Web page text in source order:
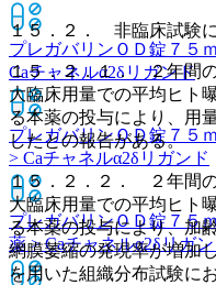
プレガバリンＯＤ錠７５
Caチャネルα2δリガンド
プレガバリンＯＤ錠７５
> Caチャネルα2δリガンド
プレガバリンＯＤ錠７５
薬 > Caチャネルα2δリガン
１５．２． 非臨床試験
１５．２．１． ２年間
大臨床用量での平均ヒト
る本薬の投与により、用
したとの報告がある。
１５．２．２． ２年間
大臨床用量での平均ヒト
る本薬の投与により、加
網膜萎縮の発現率が増加
を用いた組織分布試験に